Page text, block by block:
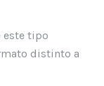
este tipo
distinto a